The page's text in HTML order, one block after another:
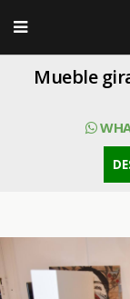
Mueble
SELECT